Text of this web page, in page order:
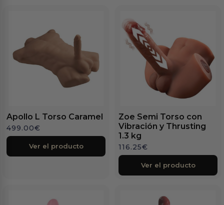
Apollo L Torso Caramel
499.00€
Ver el producto
Zoe Semi Torso con
Vibración y Thrusting
1.3 kg
116.25€
Ver el producto